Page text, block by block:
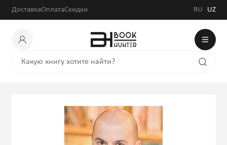
ДоставкаОплатаСкидки RU UZ